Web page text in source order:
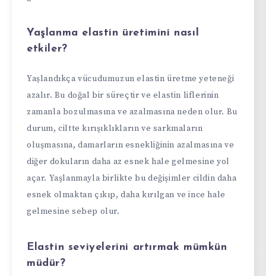
Yaşlanma elastin üretimini nasıl
etkiler?
Yaşlandıkça vücudumuzun elastin üretme yeteneği
azalır. Bu doğal bir süreçtir ve elastin liflerinin
zamanla bozulmasına ve azalmasına neden olur. Bu
durum, ciltte kırışıklıkların ve sarkmaların
oluşmasına, damarların esnekliğinin azalmasına ve
diğer dokuların daha az esnek hale gelmesine yol
açar. Yaşlanmayla birlikte bu değişimler cildin daha
esnek olmaktan çıkıp, daha kırılgan ve ince hale
gelmesine sebep olur.
Elastin seviyelerini artırmak mümkün
müdür?